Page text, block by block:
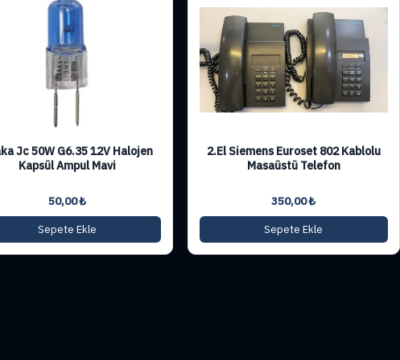
Jc 50W G6.35 12V Halojen
Kapsül Ampul Mavi
50,00₺
Sepete Ekle
2.El Siemens Euroset 802 Kablolu
Masaüstü Telefon
350,00₺
Sepete Ekle